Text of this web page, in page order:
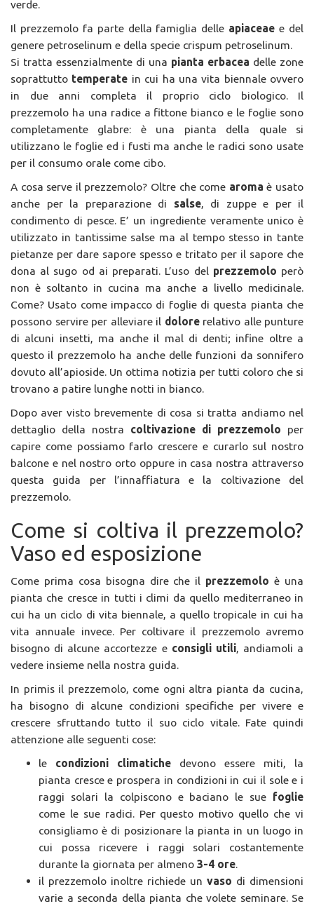
verde.
Il prezzemolo fa parte della famiglia delle apiaceae e del
genere petroselinum e della specie crispum petroselinum.
Si tratta essenzialmente di una pianta erbacea delle zone
soprattutto temperate in cui ha una vita biennale ovvero
in due anni completa il proprio ciclo biologico. Il
prezzemolo ha una radice a fittone bianco e le foglie sono
completamente glabre: è una pianta della quale si
utilizzano le foglie ed i fusti ma anche le radici sono usate
per il consumo orale come cibo.
A cosa serve il prezzemolo? Oltre che come aroma è usato
anche per la preparazione di salse, di zuppe e per il
condimento di pesce. E’ un ingrediente veramente unico è
utilizzato in tantissime salse ma al tempo stesso in tante
pietanze per dare sapore spesso e tritato per il sapore che
dona al sugo od ai preparati. L’uso del prezzemolo però
non è soltanto in cucina ma anche a livello medicinale.
Come? Usato come impacco di foglie di questa pianta che
possono servire per alleviare il dolorerelativo alle punture
di alcuni insetti, ma anche il mal di denti; infine oltre a
questo il prezzemolo ha anche delle funzioni da sonnifero
dovuto all’apioside. Un ottima notizia per tutti coloro che si
trovano a patire lunghe notti in bianco.
Dopo aver visto brevemente di cosa si tratta andiamo nel
dettaglio della nostra coltivazione di prezzemolo per
capire come possiamo farlo crescere e curarlo sul nostro
balcone e nel nostro orto oppure in casa nostra attraverso
questa guida per l’innaffiatura e la coltivazione del
prezzemolo.
Come si coltiva il prezzemolo?
Vaso ed esposizione
Come prima cosa bisogna dire che il prezzemolo è una
pianta che cresce in tutti i climi da quello mediterraneo in
cui ha un ciclo di vita biennale, a quello tropicale in cui ha
vita annuale invece. Per coltivare il prezzemolo avremo
bisogno di alcune accortezze e consigli utili, andiamoli a
vedere insieme nella nostra guida.
In primis il prezzemolo, come ogni altra pianta da cucina,
ha bisogno di alcune condizioni specifiche per vivere e
crescere sfruttando tutto il suo ciclo vitale. Fate quindi
attenzione alle seguenti cose:
le condizioni climatiche devono essere miti, la
pianta cresce e prospera in condizioni in cui il sole e i
raggi solari la colpiscono e baciano le sue foglie
come le sue radici. Per questo motivo quello che vi
consigliamo è di posizionare la pianta in un luogo in
cui possa ricevere i raggi solari costantemente
durante la giornata per almeno 3-4 ore.
il prezzemolo inoltre richiede un vaso di dimensioni
varie a seconda della pianta che volete seminare. Se